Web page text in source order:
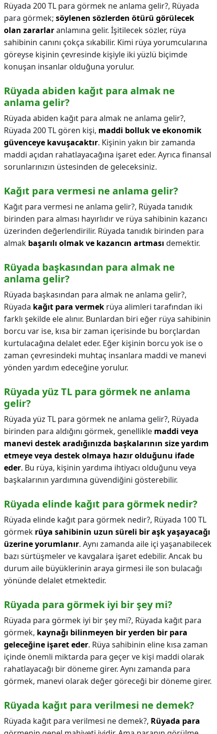
Rüyada 200 TL para görmek ne anlama gelir?, Rüyada
para görmek; söylenen sözlerden ötürü görülecek
olan zararlaranlamına gelir. İşitilecek sözler, rüya
sahibinin canını çokça sıkabilir. Kimi rüya yorumcularına
göreyse kişinin çevresinde kişiyle iki yüzlü biçimde
konuşan insanlar olduğuna yorulur.
Rüyada abiden kağıt para almak ne
anlama gelir?
Rüyada abiden kağıt para almak ne anlama gelir?,
Rüyada 200 TL gören kişi, maddi bolluk ve ekonomik
güvenceye kavuşacaktır. Kişinin yakın bir zamanda
maddi açıdan rahatlayacağına işaret eder. Ayrıca finansal
sorunlarınızın üstesinden de geleceksiniz.
Kağıt para vermesi ne anlama gelir?
Kağıt para vermesi ne anlama gelir?, Rüyada tanıdık
birinden para alması hayırlıdır ve rüya sahibinin kazancı
üzerinden değerlendirilir. Rüyada tanıdık birinden para
almak başarılı olmak ve kazancın artması demektir.
Rüyada başkasından para almak ne
anlama gelir?
Rüyada başkasından para almak ne anlama gelir?,
Rüyada kağıt para vermek rüya alimleri tarafından iki
farklı şekilde ele alınır. Bunlardan biri eğer rüya sahibinin
borcu var ise, kısa bir zaman içerisinde bu borçlardan
kurtulacağına delalet eder. Eğer kişinin borcu yok ise o
zaman çevresindeki muhtaç insanlara maddi ve manevi
yönden yardım edeceğine yorulur.
Rüyada yüz TL para görmek ne anlama
gelir?
Rüyada yüz TL para görmek ne anlama gelir?, Rüyada
birinden para aldığını görmek, genellikle maddi veya
manevi destek aradığınızda başkalarının size yardım
etmeye veya destek olmaya hazır olduğunu ifade
eder. Bu rüya, kişinin yardıma ihtiyacı olduğunu veya
başkalarının yardımına güvendiğini gösterebilir.
Rüyada elinde kağıt para görmek nedir?
Rüyada elinde kağıt para görmek nedir?, Rüyada 100 TL
görmek rüya sahibinin uzun süreli bir aşk yaşayacağı
üzerine yorumlanır. Aynı zamanda aile içi yaşanabilecek
bazı sürtüşmeler ve kavgalara işaret edebilir. Ancak bu
durum aile büyüklerinin araya girmesi ile son bulacağı
yönünde delalet etmektedir.
Rüyada para görmek iyi bir şey mi?
Rüyada para görmek iyi bir şey mi?, Rüyada kağıt para
görmek, kaynağı bilinmeyen bir yerden bir para
geleceğine işaret eder. Rüya sahibinin eline kısa zaman
içinde önemli miktarda para geçer ve kişi maddi olarak
rahatlayacağı bir döneme girer. Aynı zamanda para
görmek, manevi olarak değer göreceği bir döneme girer.
Rüyada kağıt para verilmesi ne demek?
Rüyada kağıt para verilmesi ne demek?, Rüyada para